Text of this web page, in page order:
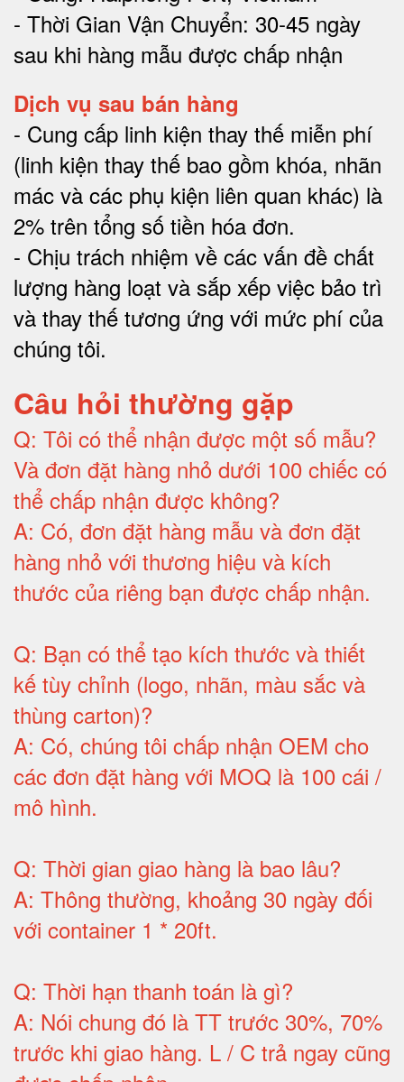
- Thời Gian Vận Chuyển: 30-45 ngày
sau khi hàng mẫu được chấp nhận
Dịch vụ sau bán hàng
- Cung cấp linh kiện thay thế miễn phí
(linh kiện thay thế bao gồm khóa, nhãn
mác và các phụ kiện liên quan khác) là
2% trên tổng số tiền hóa đơn.
- Chịu trách nhiệm về các vấn đề chất
lượng hàng loạt và sắp xếp việc bảo trì
và thay thế tương ứng với mức phí của
chúng tôi.
Câu hỏi thường gặp
Q: Tôi có thể nhận được một số mẫu?
Và đơn đặt hàng nhỏ dưới 100 chiếc có
thể chấp nhận được không?
A: Có, đơn đặt hàng mẫu và đơn đặt
hàng nhỏ với thương hiệu và kích
thước của riêng bạn được chấp nhận.
Q: Bạn có thể tạo kích thước và thiết
kế tùy chỉnh (logo, nhãn, màu sắc và
thùng carton)?
A: Có, chúng tôi chấp nhận OEM cho
các đơn đặt hàng với MOQ là 100 cái /
mô hình.
Q: Thời gian giao hàng là bao lâu?
A: Thông thường, khoảng 30 ngày đối
với container 1 * 20ft.
Q: Thời hạn thanh toán là gì?
A: Nói chung đó là TT trước 30%, 70%
trước khi giao hàng. L / C trả ngay cũng